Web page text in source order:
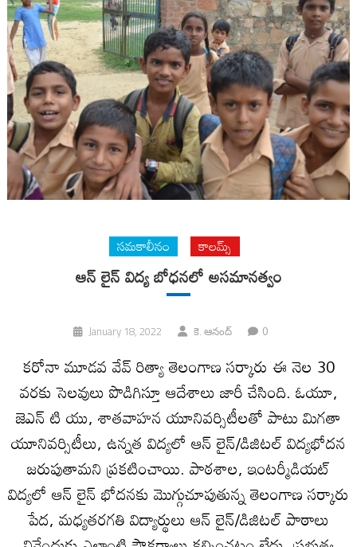
సమకాలీనం కాలమ్స్
ఆన్ లైన్ విద్య బోధనలో అసమానత్వం
January 18, 2022 కె. ఆనంద్ 0
కరోనా మూడవ వేవ్ రిత్యా తెలంగాణ సర్కారు ఈ నెల 30
వరకు సెలవులు పొడిగిస్తూ ఆదేశాలు జారీ చేసింది. ఓయూ,
జెఎన్ టి యు, శాతవాహన యూనివర్సిటీలతో పాటు మిగతా
యూనివర్సిటీలు, ఉన్నత విద్యలో ఆన్ లైన్/డిజిటల్ విద్యభోదన
జరుపుతామని ప్రకటించాయి. పాఠశాల, ఇంటర్మీడియట్
విద్యలో ఆన్ లైన్ భోదనకు మొగ్గుచూపుతున్న తెలంగాణ సర్కారు
పేద, మధ్యతరగతి విద్యార్థులు ఆన్ లైన్/డిజిటల్ పాఠాలు